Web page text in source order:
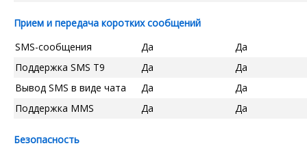
Прием и передача коротких сообщений
SMS-сообщения
Да
Да
Поддержка SMS T9
Да
Да
Вывод SMS в виде чата
Да
Да
Поддержка MMS
Да Да
Безопасность